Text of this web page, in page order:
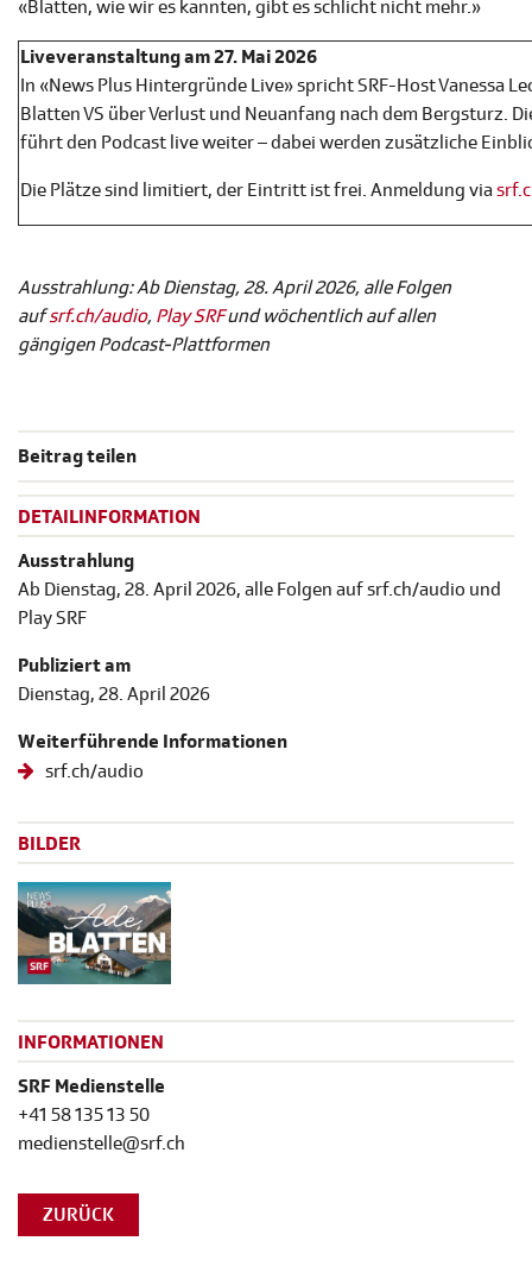
«Blatten, wie wir es kannten, gibt es schlicht nicht mehr.»
Liveveranstaltung am 27. Mai 2026
In «News Plus Hintergründe Live» spricht SRF-Host Vanessa
Blatten VS über Verlust und Neuanfang nach dem Bergsturz.
führt den Podcast live weiter – dabei werden zusätzliche
Die Plätze sind limitiert, der Eintritt ist frei. Anmeldung via
Ausstrahlung: Ab Dienstag, 28. April 2026, alle Folgen
aufsrf.ch/audio, Play SRFund wöchentlich auf allen
gängigen Podcast-Plattformen
Beitrag teilen
DETAILINFORMATION
Ausstrahlung
Ab Dienstag, 28. April 2026, alle Folgen auf srf.ch/audio und
Play SRF
Publiziert am
Dienstag, 28. April 2026
Weiterführende Informationen
srf.ch/audio
BILDER
INFORMATIONEN
SRF Medienstelle
+41 58 135 13 50
medienstelle@srf.ch
ZURÜCK